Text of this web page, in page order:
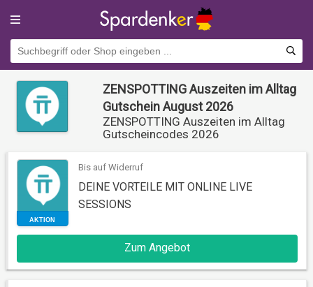
ZENSPOTTING Auszeiten im Alltag
Gutschein August 2026
ZENSPOTTING Auszeiten im Alltag
Gutscheincodes 2026
Bis auf Widerruf
DEINE VORTEILE MIT ONLINE LIVE
SESSIONS
Zum Angebot